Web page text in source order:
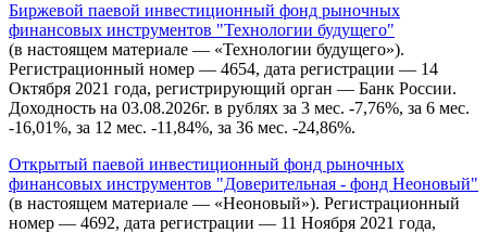
Биржевой паевой инвестиционный фонд рыночных
финансовых инструментов "Технологии будущего"
(в настоящем материале — «Технологии будущего»).
Регистрационный номер — 4654, дата регистрации — 14
Октября 2021 года, регистрирующий орган — Банк России.
Доходность на 03.08.2026г. в рублях за 3 мес. -7,76%, за 6 мес.
-16,01%, за 12 мес. -11,84%, за 36 мес. -24,86%.
Открытый паевой инвестиционный фонд рыночных
финансовых инструментов "Доверительная - фонд Неоновый"
(в настоящем материале — «Неоновый»). Регистрационный
номер — 4692, дата регистрации — 11 Ноября 2021 года,